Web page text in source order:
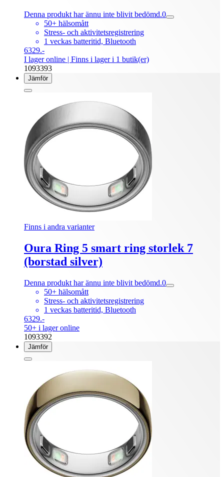
Denna produkt har ännu inte blivit bedömd.0
50+ hälsomått
Stress- och aktivitetsregistrering
1 veckas batteritid, Bluetooth
6329.-
I lager online | Finns i lager i 1 butik(er)
1093393
Jämför
Finns i andra varianter
Oura Ring 5 smart ring storlek 7
(borstad silver)
Denna produkt har ännu inte blivit bedömd.0
50+ hälsomått
Stress- och aktivitetsregistrering
1 veckas batteritid, Bluetooth
6329.-
50+ i lager online
1093392
Jämför